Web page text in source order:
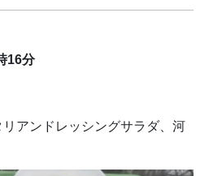
16分
アンドレッシングサラダ、河